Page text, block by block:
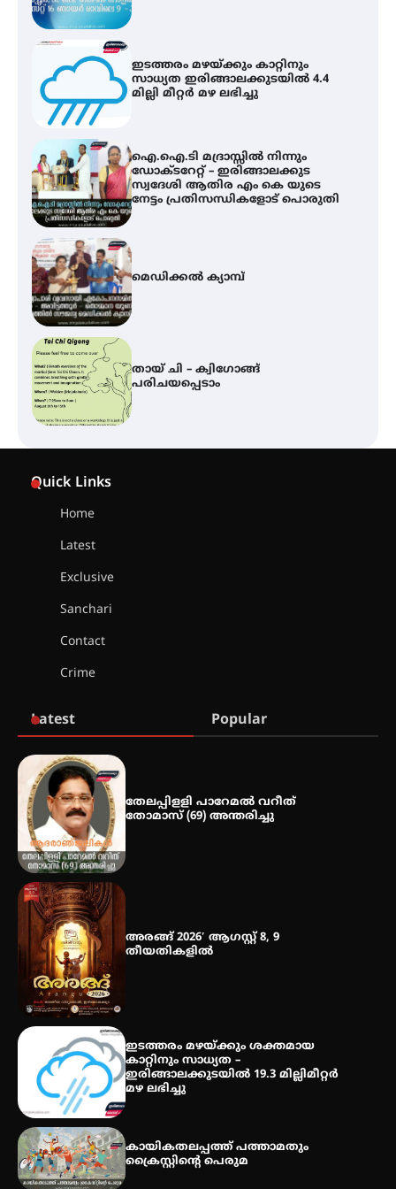
ഐ.ഐ.ടി മദ്രാസ്സിൽ നിന്നും
ഡോക്ടറേറ്റ് – ഇരിങ്ങാലക്കുട
സ്വദേശി ആതിര എം കെ യുടെ
നേട്ടം പ്രതിസന്ധികളോട് പൊരുതി
മെഡിക്കൽ ക്യാമ്പ്
തായ് ചി – ക്വിഗോങ്ങ്
പരിചയപ്പെടാം
കോമേഴ്സ് എക്സ്പോയുമായി
എസ് എൻ ഹയർ സെക്കൻഡറി
വിദ്യാർത്ഥികൾ
Quick Links
Home
Latest
Exclusive
Sanchari
Contact
Crime
Latest Popular
തേലപ്പിളളി പാറേമൽ വറീത്
തോമാസ് (69) അന്തരിച്ചു
അരങ്ങ് 2026′ ആഗസ്റ്റ് 8, 9
തീയതികളിൽ
ഇടത്തരം മഴയ്ക്കും ശക്തമായ
കാറ്റിനും സാധ്യത –
ഇരിങ്ങാലക്കുടയിൽ 19.3 മില്ലിമീറ്റർ
മഴ ലഭിച്ചു
കായികതലപ്പത്ത് പത്താമതും
ക്രൈസ്റ്റിന്റെ പെരുമ